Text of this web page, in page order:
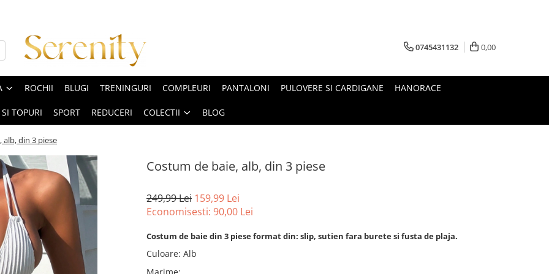
0745431132 0,00
ROCHII BLUGI TRENINGURI COMPLEURI PANTALONI PULOVERE SI CARDIGANE HANORACE
TOPURI SPORT REDUCERI COLECTII BLOG
alb, din 3 piese
Costum de baie, alb, din 3 piese
249,99 Lei 159,99 Lei
Economisesti: 90,00 Lei
Costum de baie din 3 piese format din: slip, sutien fara burete si fusta de plaja.
Culoare: Alb